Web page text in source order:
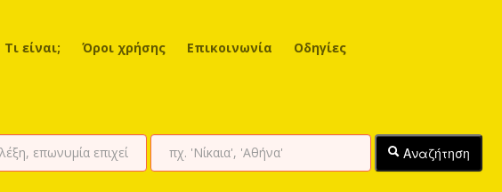
Τι είναι; Όροι χρήσης Επικοινωνία Οδηγίες
Αναζήτηση